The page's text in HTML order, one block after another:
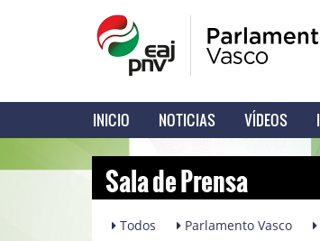
INICIO NOTICIAS VÍDEOS
Sala de Prensa
Todos Parlamento Vasco